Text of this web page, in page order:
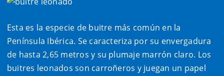
Esta es la especie de buitre más común en la
Península Ibérica. Se caracteriza por su envergadura
de hasta 2,65 metros y su plumaje marrón claro. Los
buitres leonados son carroñeros y juegan un papel